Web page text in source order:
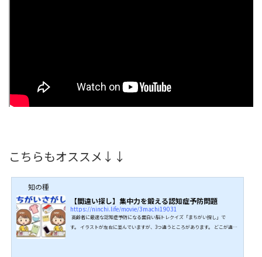
こちらもオススメ↓↓
知の種
【間違い探し】集中力を鍛える認知症予防問題
https://ninchi.life/movie/3machi19031
高齢者に最適な認知症予防になる面白い脳トレクイズ「まちがい探し」で
す。 イラストが左右に並んでいますが、3つ違うところがあります。 どこが違う